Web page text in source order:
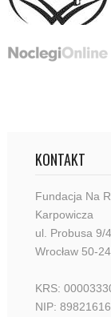
KONTAKT
Fundacja Na
Karpowicza
ul. Probusa 9/4
Wrocław 50-
KRS:
NIP: